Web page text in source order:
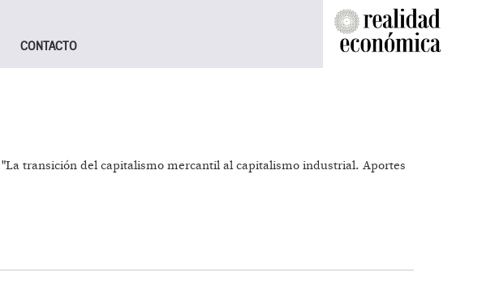
CONTACTO
transición del capitalismo mercantil al capitalismo industrial. Aportes